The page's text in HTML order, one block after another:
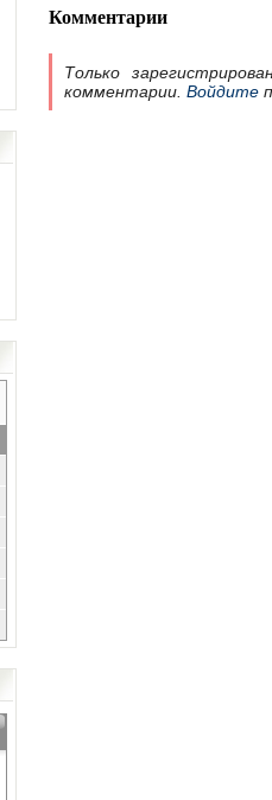
Комментарии
Только
комментарии. Войдите